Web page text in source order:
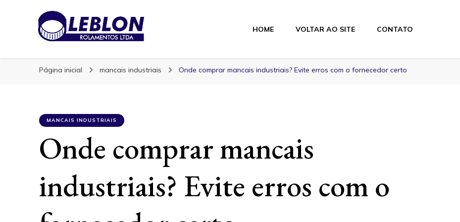
Blog | Leblon Rolamentos
HOME VOLTAR AO SITE CONTATO
Página inicial mancais industriais Onde comprar mancais industriais? Evite erros com o fornecedor certo
MANCAIS INDUSTRIAIS
Onde comprar mancais
industriais? Evite erros com o